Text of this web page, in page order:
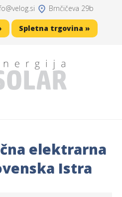
velog.si Brnčičeva 29b
Spletna trgovina »
elektrarna
Istra